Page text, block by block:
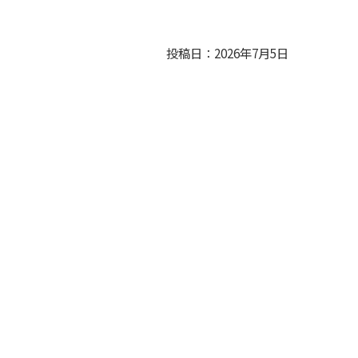
投稿日：2026年7月5日